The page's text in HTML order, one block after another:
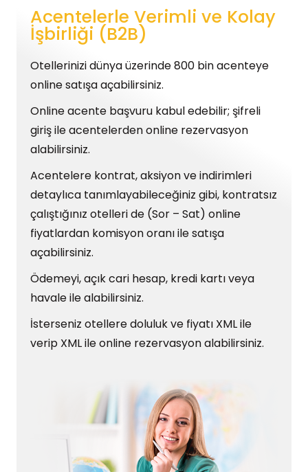
Acentelerle Verimli ve Kolay
İşbirliği (B2B)
Otellerinizi dünya üzerinde 800 bin acenteye
online satışa açabilirsiniz.
Online acente başvuru kabul edebilir; şifreli
giriş ile acentelerden online rezervasyon
alabilirsiniz.
Acentelere kontrat, aksiyon ve indirimleri
detaylıca tanımlayabileceğiniz gibi, kontratsız
çalıştığınız otelleri de (Sor – Sat) online
fiyatlardan komisyon oranı ile satışa
açabilirsiniz.
Ödemeyi, açık cari hesap, kredi kartı veya
havale ile alabilirsiniz.
İsterseniz otellere doluluk ve fiyatı XML ile
verip XML ile online rezervasyon alabilirsiniz.